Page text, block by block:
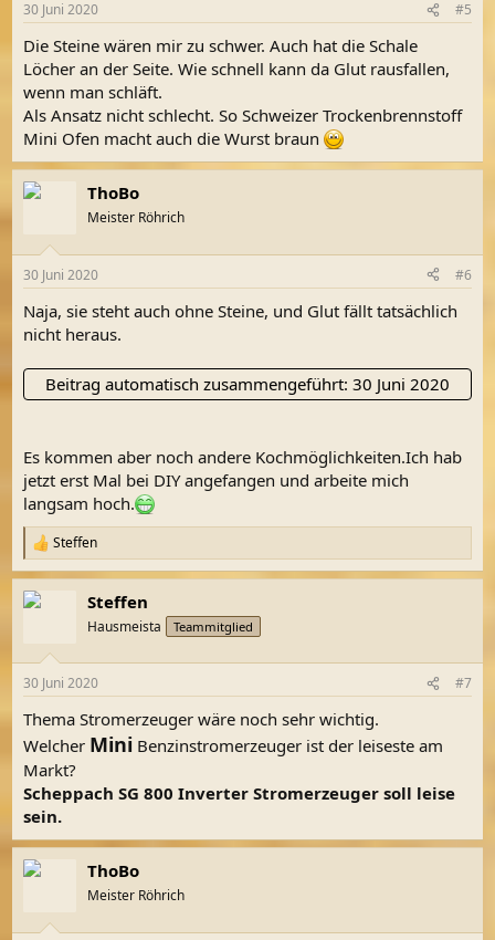
30 Juni 2020 #5
Die Steine wären mir zu schwer. Auch hat die Schale
Löcher an der Seite. Wie schnell kann da Glut rausfallen,
wenn man schläft.
Als Ansatz nicht schlecht. So Schweizer Trockenbrennstoff
Mini Ofen macht auch die Wurst braun
ThoBo
Meister Röhrich
30 Juni 2020 #6
Naja, sie steht auch ohne Steine, und Glut fällt tatsächlich
nicht heraus.
Beitrag automatisch zusammengeführt: 30 Juni 2020
Es kommen aber noch andere Kochmöglichkeiten.Ich hab
jetzt erst Mal bei DIY angefangen und arbeite mich
langsam hoch.
R
e
a
k
e
:
Steffen
Steffen
Hausmeista Teammitglied
30 Juni 2020 #7
Thema Stromerzeuger wäre noch sehr wichtig.
Welcher Mini Benzinstromerzeuger ist der leiseste am
Markt?
Scheppach SG 800 Inverter Stromerzeuger soll leise
sein.
ThoBo
Meister Röhrich